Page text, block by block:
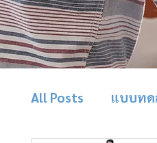
All Posts แบบทด